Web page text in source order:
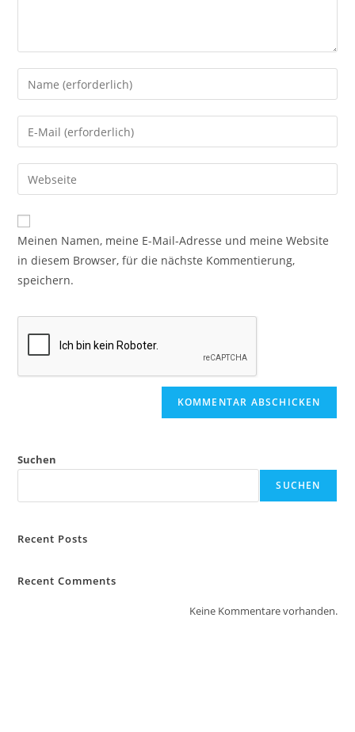
Meinen Namen, meine E-Mail-Adresse und meine Website
in diesem Browser, für die nächste Kommentierung,
speichern.
Suchen
SUCHEN
Recent Posts
Recent Comments
Keine Kommentare vorhanden.